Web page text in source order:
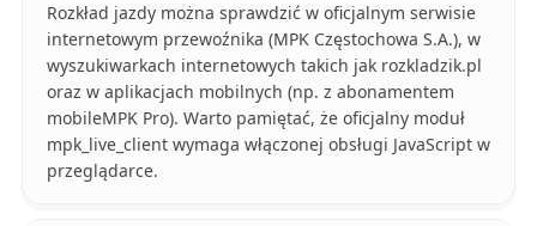
Rozkład jazdy można sprawdzić w oficjalnym serwisie
internetowym przewoźnika (MPK Częstochowa S.A.), w
wyszukiwarkach internetowych takich jak rozkladzik.pl
oraz w aplikacjach mobilnych (np. z abonamentem
mobileMPK Pro). Warto pamiętać, że oficjalny moduł
mpk_live_client wymaga włączonej obsługi JavaScript w
przeglądarce.